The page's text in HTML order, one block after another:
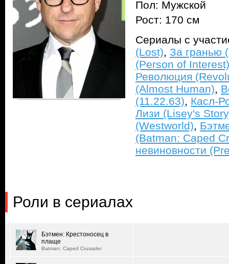
Пол: Мужской
Рост: 170 см
Сериалы с
(Lost), За гранью
(Person of Interest)
Революция
(Almost Human),
(11.22.63), Касл-
Лизи (Lisey's
(Westworld),
(Batman: Caped
невиновности
Роли в сериалах
Бэтмен: Крестоносец в
плаще
Batman: Caped Crusader